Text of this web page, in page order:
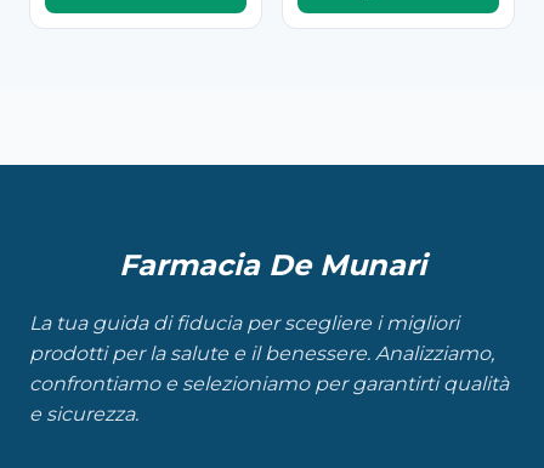
Farmacia De Munari
La tua guida di fiducia per scegliere i migliori
prodotti per la salute e il benessere. Analizziamo,
confrontiamo e selezioniamo per garantirti qualità
e sicurezza.